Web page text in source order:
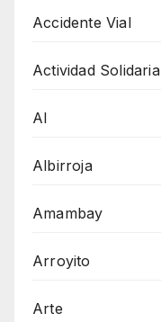
Accidente Vial
Actividad Solidaria
AI
Albirroja
Amambay
Arroyito
Arte